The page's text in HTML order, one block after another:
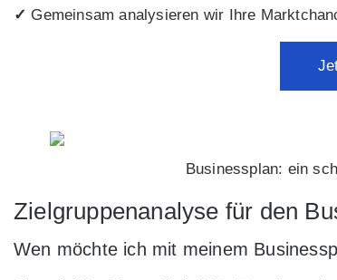
✓ Gemeinsam analysieren wir Ihre
Businessplan: ein
Zielgruppenanalyse für den
Wen möchte ich mit meinem